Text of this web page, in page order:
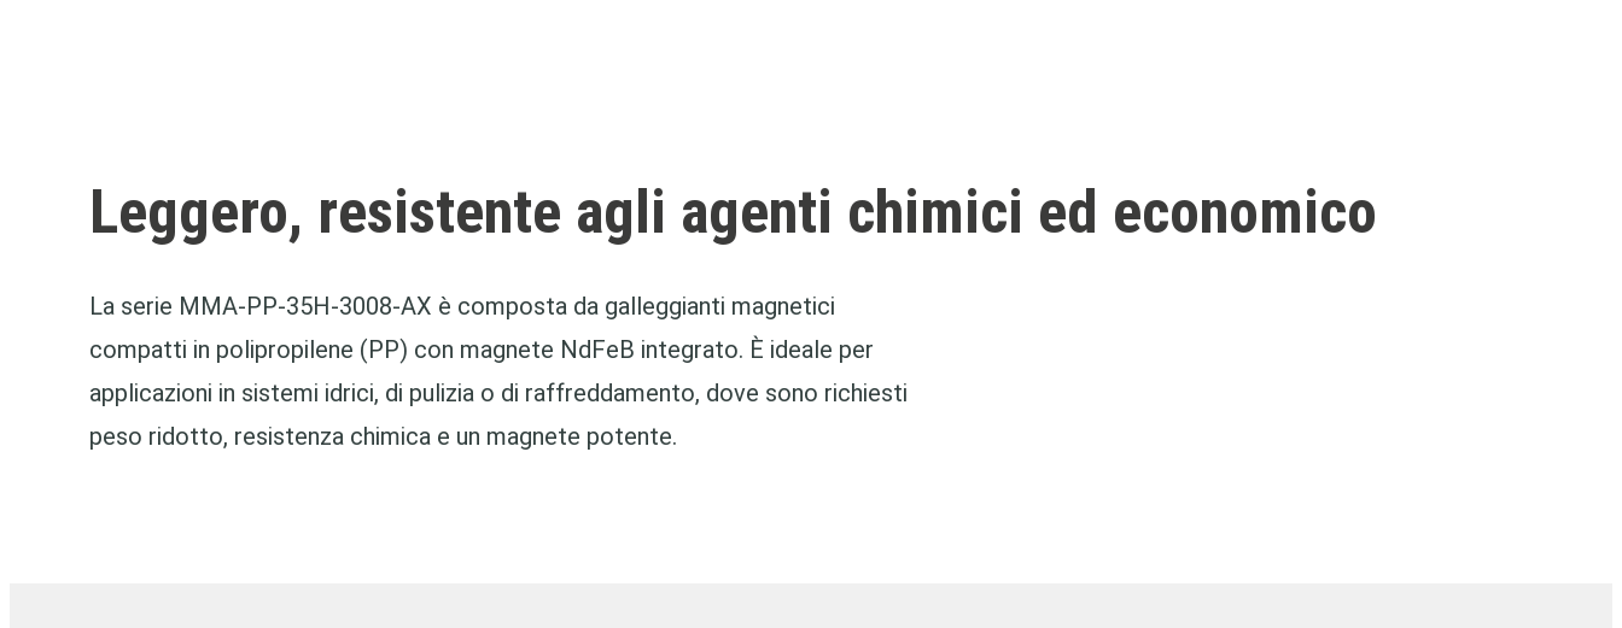
Leggero, resistente agli agenti chimici ed economico
La serie MMA‑PP‑35H‑3008‑AX è composta da galleggianti magnetici
compatti in polipropilene (PP) con magnete NdFeB integrato. È ideale per
applicazioni in sistemi idrici, di pulizia o di raffreddamento, dove sono richiesti
peso ridotto, resistenza chimica e un magnete potente.